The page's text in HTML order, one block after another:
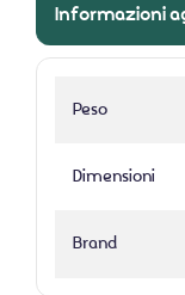
Informazioni
Peso
Dimensioni
Brand